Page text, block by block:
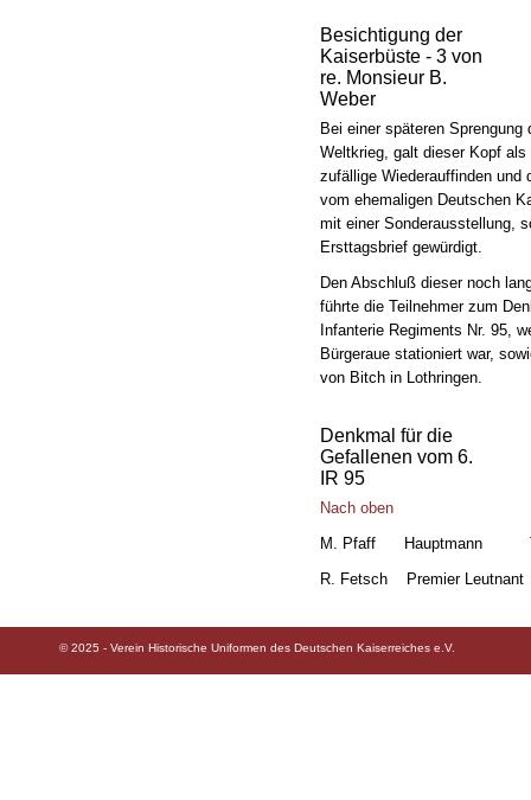
Besichtigung der
Kaiserbüste - 3 von
re. Monsieur B.
Weber
Bei einer späteren
Weltkrieg, galt dieser Kopf
zufällige Wiederauffinden und
vom ehemaligen Deutschen
mit einer Sonderausstellung,
Ersttagsbrief gewürdigt.
Den Abschluß dieser noch
führte die Teilnehmer zum
Infanterie Regiments Nr. 95,
Bürgeraue stationiert war,
von Bitch in Lothringen.
Denkmal für die
Gefallenen vom 6.
IR 95
Nach oben
M. Pfaff Hauptmann
R. Fetsch Premier Leutnant
© 2025 - Verein Historische Uniformen des Deutschen Kaiserreiches e.V.